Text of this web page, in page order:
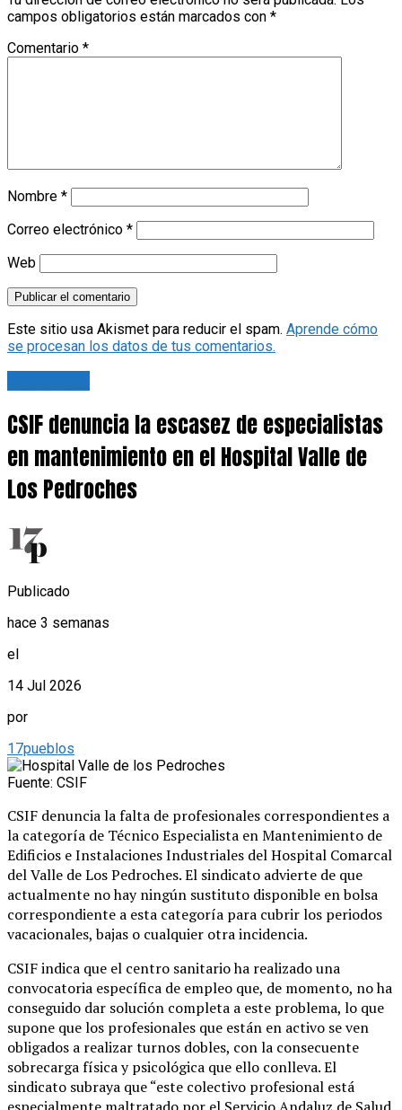
campos obligatorios están marcados con *
Comentario *
Nombre *
Correo electrónico *
Web
Este sitio usa Akismet para reducir el spam. Aprende cómo
se procesan los datos de tus comentarios.
CSIF denuncia la escasez de especialistas
en mantenimiento en el Hospital Valle de
Los Pedroches
Publicado
hace 3 semanas
el
14 Jul 2026
por
17pueblos
Fuente: CSIF
CSIF denuncia la falta de profesionales correspondientes a
la categoría de Técnico Especialista en Mantenimiento de
Edificios e Instalaciones Industriales del Hospital Comarcal
del Valle de Los Pedroches. El sindicato advierte de que
actualmente no hay ningún sustituto disponible en bolsa
correspondiente a esta categoría para cubrir los periodos
vacacionales, bajas o cualquier otra incidencia.
CSIF indica que el centro sanitario ha realizado una
convocatoria específica de empleo que, de momento, no ha
conseguido dar solución completa a este problema, lo que
supone que los profesionales que están en activo se ven
obligados a realizar turnos dobles, con la consecuente
sobrecarga física y psicológica que ello conlleva. El
sindicato subraya que “este colectivo profesional está